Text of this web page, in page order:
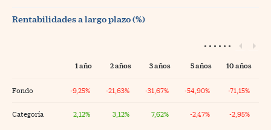
Rentabilidades a largo plazo (%)
1 año 2 años 3 años 5 años 10 años
Fondo -9,25% -21,63% -31,67% -54,90% -71,15%
Categoría 2,12% 3,12% 7,62% -2,47% -2,95%